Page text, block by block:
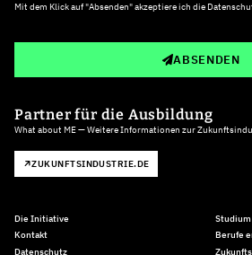
Mit dem Klick auf "Absenden" akzeptiere ich die
ABSENDEN
Partner für die Ausbildung
What about ME — Weitere Informationen zur
ZUKUNFTSINDUSTRIE.DE
Die Initiative
Kontakt
Datenschutz
Berufe